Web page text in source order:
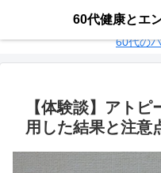
60代パソコンおすすめ
60代の
【体験談】アト
用した結果と注意
60代健康とエ